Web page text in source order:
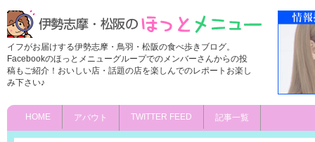
イフがお届けする伊勢志摩・鳥羽・松阪の食べ歩きブログ。
Facebookのほっとメニューグループでのメンバーさんからの投
稿もご紹介！おいしい店・話題の店を楽しんでのレポートお楽し
み下さい♪
HOME アバウト TWITTER FEED 記事一覧